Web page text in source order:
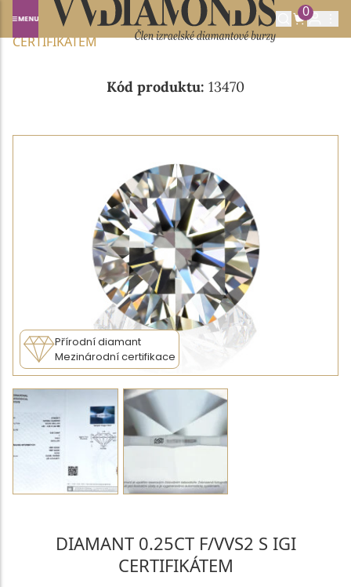
0
Domů NABÍDKA DIAMANTŮ
0.25CT F/VVS2 S IGI
CERTIFIKÁTEM
Kód produktu: 13470
Přírodní diamant
Mezinárodní certifikace
DIAMANT 0.25CT F/VVS2 S IGI
CERTIFIKÁTEM